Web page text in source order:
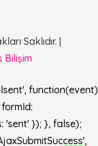
Saklıdır. |
Bilişim
function(event)
'sent' }); }, false);